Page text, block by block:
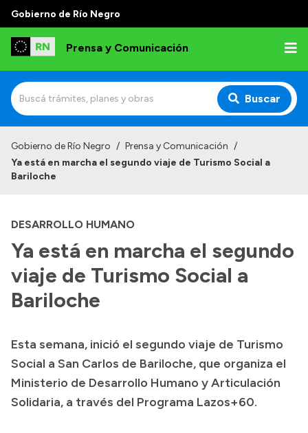
Gobierno de Río Negro
Prensa y Comunicación
Buscar
Institucional
Referentes de prensa
Archivo de noticias
Transparencia
Boletín Oficial
Compras y licitaciones
Consulta de expedientes
Gobierno de Río Negro / Prensa y Comunicación /
Ya está en marcha el segundo viaje de Turismo Social a
Bariloche
DESARROLLO HUMANO
Ya está en marcha el segundo
viaje de Turismo Social a
Bariloche
Esta semana, inició el segundo viaje de Turismo
Social a San Carlos de Bariloche, que organiza el
Ministerio de Desarrollo Humano y Articulación
Solidaria, a través del Programa Lazos+60.